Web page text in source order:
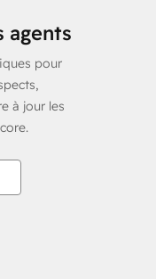
agents
pour
à jour les